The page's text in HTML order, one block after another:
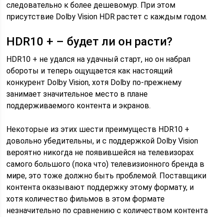
следовательно к более дешевомур. При этом
присутствие Dolby Vision HDR растет с каждым годом.
HDR10 + – будет ли он расти?
HDR10 + не удался на удачный старт, но он набрал
обороты и теперь ощущается как настоящий
конкурент Dolby Vision, хотя Dolby по-прежнему
занимает значительное место в плане
поддерживаемого контента и экранов.
Некоторые из этих шести преимуществ HDR10 +
довольно убедительны, и с поддержкой Dolby Vision
вероятно никогда не появившейся на телевизорах
самого большого (пока что) телевизионного бренда в
мире, это тоже должно быть проблемой. Поставщики
контента оказывают поддержку этому формату, и
хотя количество фильмов в этом формате
незначительно по сравнению с количеством контента